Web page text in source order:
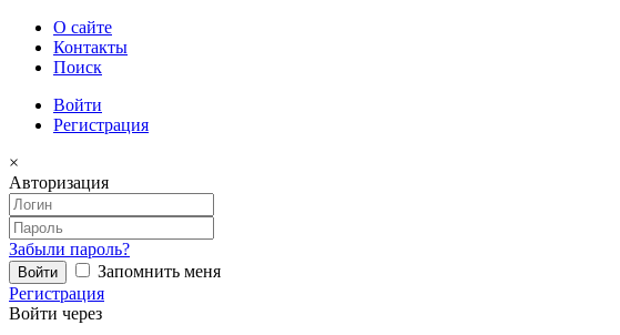
О сайте
Контакты
Поиск
Войти
Регистрация
×
Авторизация
Забыли пароль?
Запомнить меня
Регистрация
Войти через